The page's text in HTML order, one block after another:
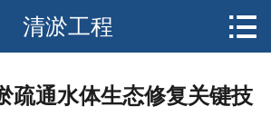
清淤工程 
疏通水体生态修复关键技